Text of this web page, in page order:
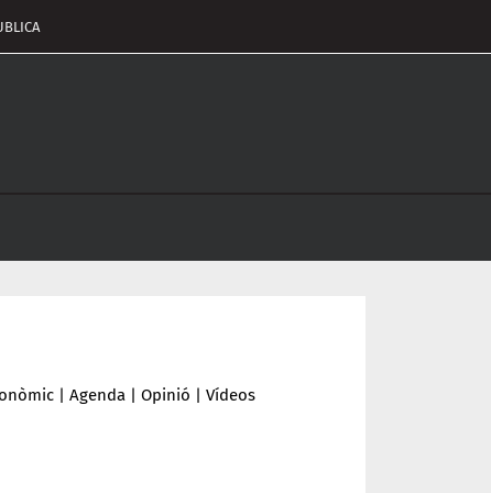
| Agenda | Opinió | Vídeos